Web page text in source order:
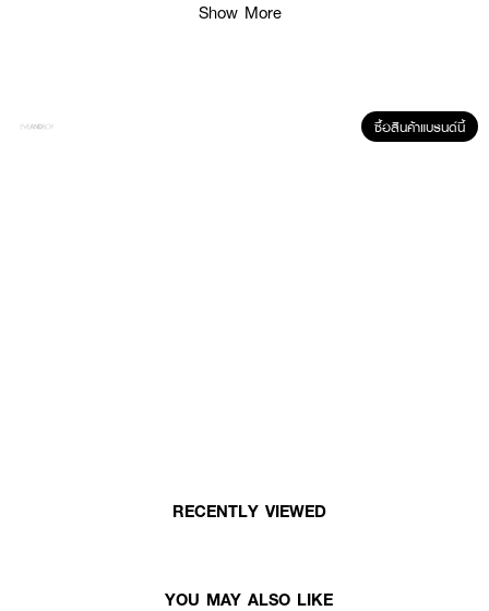
● มอบสัมผัสชุ่มชื้น ผิวดูเรียบเนียนขึ้นเมื่อใช้ต่อเนื่อง
Show More
ซื้อสินค้าแบรนด์นี้
RECENTLY VIEWED
YOU MAY ALSO LIKE